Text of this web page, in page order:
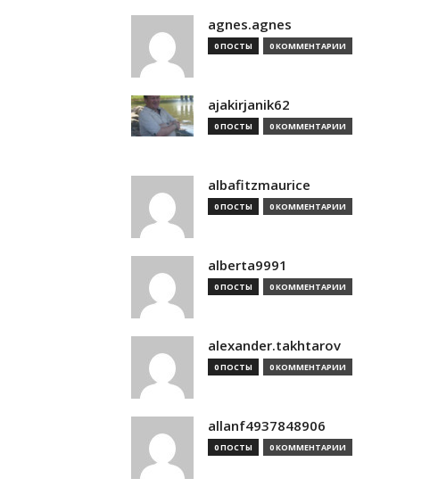
agnes.agnes
0 ПОСТЫ 0 КОММЕНТАРИИ
ajakirjanik62
0 ПОСТЫ 0 КОММЕНТАРИИ
albafitzmaurice
0 ПОСТЫ 0 КОММЕНТАРИИ
alberta9991
0 ПОСТЫ 0 КОММЕНТАРИИ
alexander.takhtarov
0 ПОСТЫ 0 КОММЕНТАРИИ
allanf4937848906
0 ПОСТЫ 0 КОММЕНТАРИИ